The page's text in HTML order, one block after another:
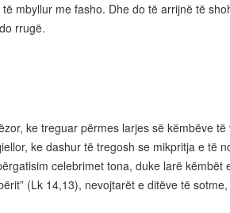
mbyllur me fasho. Dhe do të arrijnë të
rrugë.
ke treguar përmes larjes së këmbëve
ke dashur të tregosh se mikpritja e të
celebrimet tona, duke larë këmbët
(Lk 14,13), nevojtarët e ditëve të sotme,